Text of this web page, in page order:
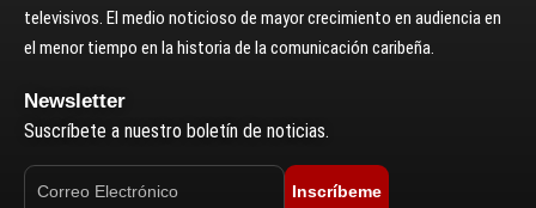
televisivos. El medio noticioso de mayor crecimiento en audiencia en
el menor tiempo en la historia de la comunicación caribeña.
Newsletter
Suscríbete a nuestro boletín de noticias.
Inscríbeme